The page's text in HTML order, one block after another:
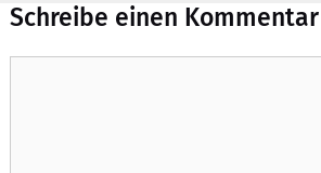
Schreibe einen Kommentar